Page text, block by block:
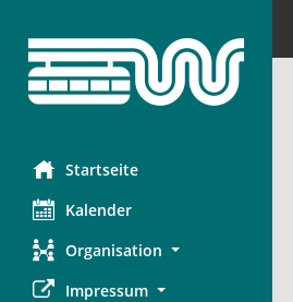
Startseite
Kalender
Organisation
Impressum